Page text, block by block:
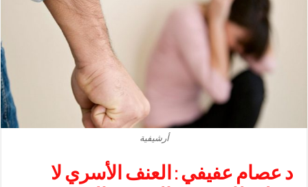
أرشيفية
د عصام عفيفي : العنف الأسري لا